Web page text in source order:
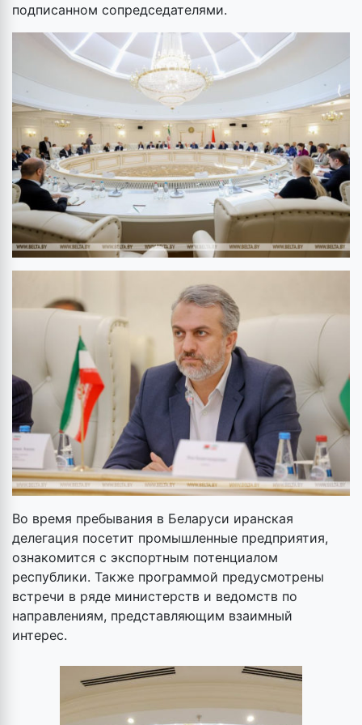
подписанном сопредседателями.
Во время пребывания в Беларуси иранская
делегация посетит промышленные предприятия,
ознакомится с экспортным потенциалом
республики. Также программой предусмотрены
встречи в ряде министерств и ведомств по
направлениям, представляющим взаимный
интерес.